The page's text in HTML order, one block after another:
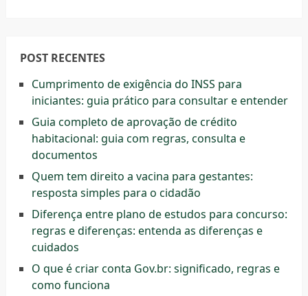
POST RECENTES
Cumprimento de exigência do INSS para
iniciantes: guia prático para consultar e entender
Guia completo de aprovação de crédito
habitacional: guia com regras, consulta e
documentos
Quem tem direito a vacina para gestantes:
resposta simples para o cidadão
Diferença entre plano de estudos para concurso:
regras e diferenças: entenda as diferenças e
cuidados
O que é criar conta Gov.br: significado, regras e
como funciona